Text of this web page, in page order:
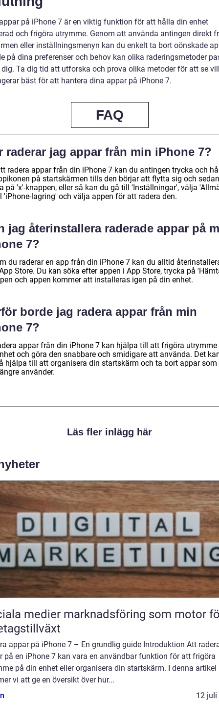
på iPhone 7 är en viktig funktion för att hålla din enhet
och frigöra utrymme. Genom att använda antingen direkt
eller inställningsmenyn kan du enkelt ta bort oönskade
på dina preferenser och behov kan olika raderingsmetoder
Ta dig tid att utforska och prova olika metoder för att se
bäst för att hantera dina appar på iPhone 7.
FAQ
raderar jag appar från min iPhone 7?
radera appar från din iPhone 7 kan du antingen trycka och
på startskärmen tills den börjar att flytta sig och sedan
på 'x'-knappen, eller så kan du gå till 'Inställningar', välja
'iPhone-lagring' och välja appen för att radera den.
jag återinstallera raderade appar på
7?
du raderar en app från din iPhone 7 kan du alltid
Store. Du kan söka efter appen i App Store, trycka på
och appen kommer att installeras igen på din enhet.
borde jag radera appar från min
7?
appar från din iPhone 7 kan hjälpa till att frigöra utrymme
och göra den snabbare och smidigare att använda. Det
hjälpa till att organisera din startskärm och ta bort appar som
använder.
Läs fler inlägg här
medier marknadsföring som motor
appar på iPhone 7 – En grundlig guide Introduktion Att
på en iPhone 7 kan vara en användbar funktion för att frigöra
på din enhet eller organisera din startskärm. I denna artikel
vi att ge en översikt över hur...
12 juli